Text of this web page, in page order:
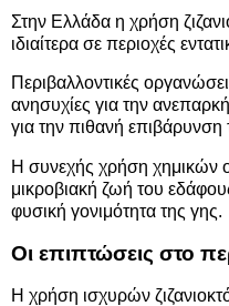
Στην Ελλάδα η χρήση
ιδιαίτερα σε περιοχές
Περιβαλλοντικές
ανησυχίες για την
για την πιθανή
Η συνεχής χρήση χημικών
μικροβιακή ζωή του
φυσική γονιμότητα της γης.
Οι επιπτώσεις στο
Η χρήση ισχυρών